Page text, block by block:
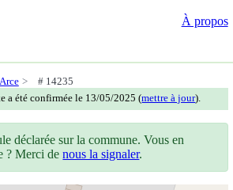
À propos
# 14235
a été confirmée le 13/05/2025 (mettre à jour).
déclarée sur la commune. Vous en
? Merci denous la signaler.